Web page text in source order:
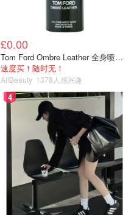
£0.00
Tom Ford Ombre Leather 全身喷雾 150ml
速度买！随时无！
AllBeauty 1378人感兴趣
4